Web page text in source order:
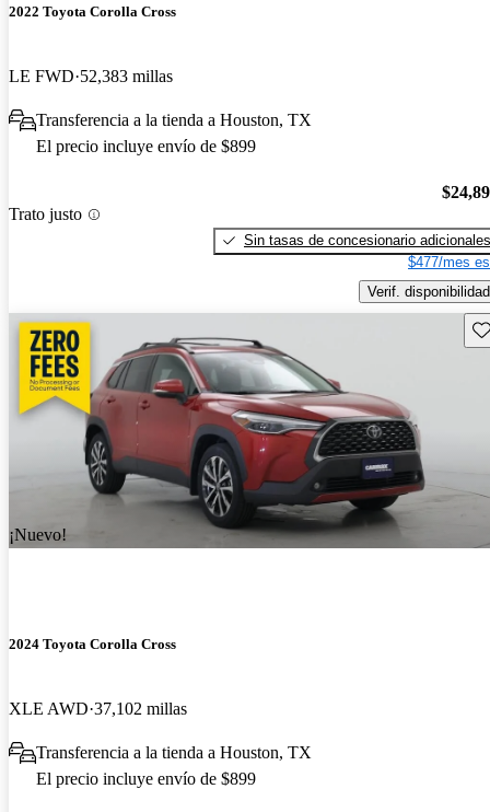
2022 Toyota Corolla Cross
LE FWD 52,383 millas
Transferencia a la tienda a Houston, TX
El precio incluye envío de $899
Trato justo
Sin tasas de concesionario adicionales
$477/mes
Verif. disponibilidad
¡Nuevo!
2024 Toyota Corolla Cross
XLE AWD 37,102 millas
Transferencia a la tienda a Houston, TX
El precio incluye envío de $899